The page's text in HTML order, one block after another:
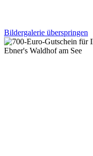
Bildergalerie überspringen